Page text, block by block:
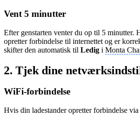
Vent 5 minutter
Efter genstarten venter du op til 5 minutter.
opretter forbindelse til internettet og er
skifter den automatisk til Ledig i Monta
2. Tjek dine
WiFi-forbindelse
Hvis din ladestander opretter forbindelse